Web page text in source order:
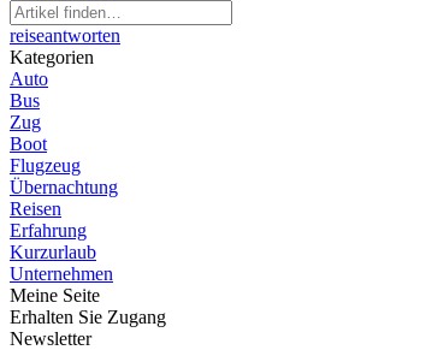
reiseantworten
Kategorien
Auto
Bus
Zug
Boot
Flugzeug
Übernachtung
Reisen
Erfahrung
Kurzurlaub
Unternehmen
Meine Seite
Erhalten Sie Zugang
Newsletter